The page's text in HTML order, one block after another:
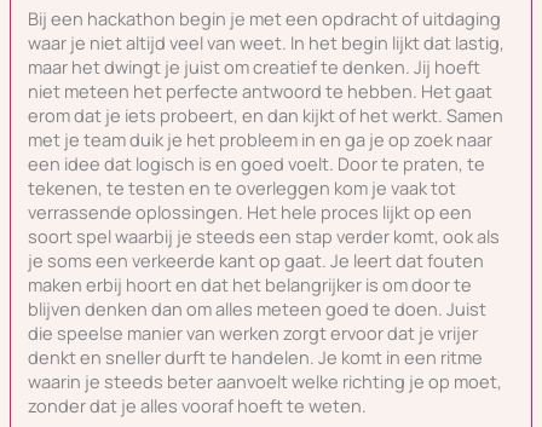
Bij een hackathon begin je met een opdracht of uitdaging
waar je niet altijd veel van weet. In het begin lijkt dat lastig,
maar het dwingt je juist om creatief te denken. Jij hoeft
niet meteen het perfecte antwoord te hebben. Het gaat
erom dat je iets probeert, en dan kijkt of het werkt. Samen
met je team duik je het probleem in en ga je op zoek naar
een idee dat logisch is en goed voelt. Door te praten, te
tekenen, te testen en te overleggen kom je vaak tot
verrassende oplossingen. Het hele proces lijkt op een
soort spel waarbij je steeds een stap verder komt, ook als
je soms een verkeerde kant op gaat. Je leert dat fouten
maken erbij hoort en dat het belangrijker is om door te
blijven denken dan om alles meteen goed te doen. Juist
die speelse manier van werken zorgt ervoor dat je vrijer
denkt en sneller durft te handelen. Je komt in een ritme
waarin je steeds beter aanvoelt welke richting je op moet,
zonder dat je alles vooraf hoeft te weten.